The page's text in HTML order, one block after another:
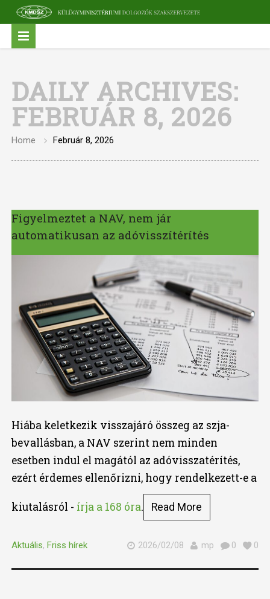
DAILY ARCHIVES:
FEBRUÁR 8, 2026
Home Február 8, 2026
Figyelmeztet a NAV, nem jár
automatikusan az adóvisszítérítés
Hiába keletkezik visszajáró összeg az szja-
bevallásban, a NAV szerint nem minden
esetben indul el magától az adóvisszatérítés,
ezért érdemes ellenőrizni, hogy rendelkezett-e a
kiutalásról - írja a 168 óra. Read More
Aktuális, Friss hírek 2026/02/08 mp 0 0